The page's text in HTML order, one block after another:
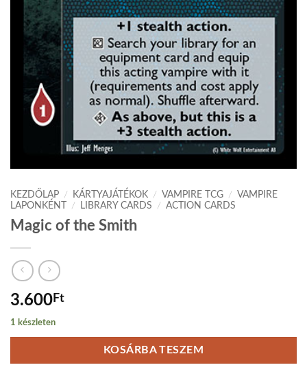
KEZDŐLAP / KÁRTYAJÁTÉKOK / VAMPIRE TCG /
VAMPIRE
LAPONKÉNT
/ LIBRARY CARDS / ACTION CARDS
Magic of the Smith
3.600Ft
1 készleten
KOSÁRBA TESZEM